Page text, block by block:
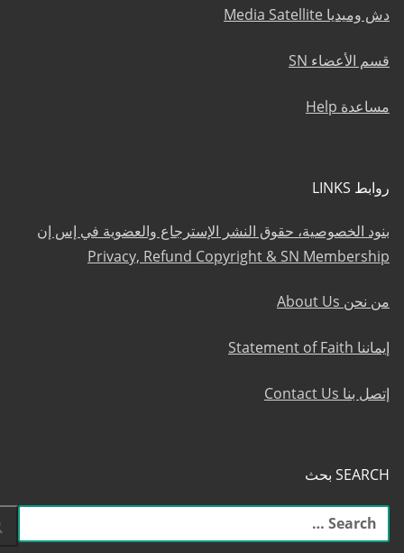
دش وميديا Media Satellite
قسم الأعضاء SN
مساعدة Help
روابط LINKS
بنود الخصوصية، حقوق النشر الإسترجاع والعضوية في إس إن
Privacy, Refund Copyright & SN Membership
من نحن About Us
إيماننا Statement of Faith
إتصل بنا Contact Us
SEARCH بحث
البحث
عن: